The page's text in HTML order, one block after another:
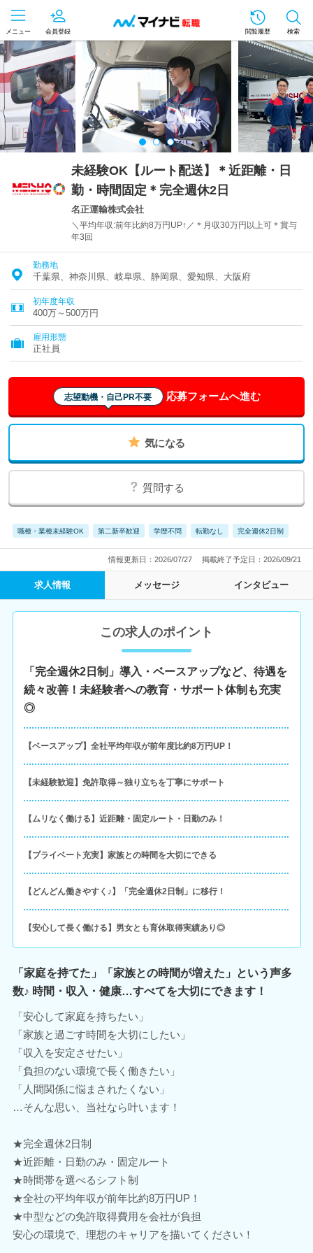
メニュー 会員登録 閲覧履歴 検索
未経験OK【ルート配送】＊近距離・日
勤・時間固定＊完全週休2日
名正運輸株式会社
＼平均年収:前年比約8万円UP↑／＊月収30万円以上可＊賞与
年3回
勤務地
千葉県、神奈川県、岐阜県、静岡県、愛知県、大阪府
初年度年収
400万～500万円
雇用形態
正社員
志望動機・自己PR不要 応募フォームへ進む
気になる
質問する
職種・業種未経験OK 第二新卒歓迎 学歴不問 転勤なし 完全週休2日制
情報更新日：2026/07/27 掲載終了予定日：2026/09/21
求人情報 メッセージ インタビュー
この求人のポイント
「完全週休2日制」導入・ベースアップなど、待遇を
続々改善！未経験者への教育・サポート体制も充実
◎
【ベースアップ】全社平均年収が前年度比約8万円UP！
【未経験歓迎】免許取得～独り立ちを丁寧にサポート
【ムリなく働ける】近距離・固定ルート・日勤のみ！
【プライベート充実】家族との時間を大切にできる
【どんどん働きやすく♪】「完全週休2日制」に移行！
【安心して長く働ける】男女とも育休取得実績あり◎
「家庭を持てた」「家族との時間が増えた」という声多
数♪ 時間・収入・健康…すべてを大切にできます！
「安心して家庭を持ちたい」
「家族と過ごす時間を大切にしたい」
「収入を安定させたい」
「負担のない環境で長く働きたい」
「人間関係に悩まされたくない」
…そんな思い、当社なら叶います！
★完全週休2日制
★近距離・日勤のみ・固定ルート
★時間帯を選べるシフト制
★全社の平均年収が前年比約8万円UP！
★中型などの免許取得費用を会社が負担
安心の環境で、理想のキャリアを描いてください！